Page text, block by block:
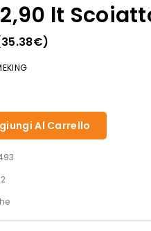
lt
35.38€)
Al Carrello